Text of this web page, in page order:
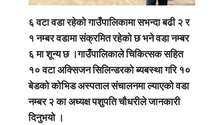
६ वटा वडा रहेको गाउँपालिकामा सभन्दा बढी २ र
१ नम्बर वडामा संक्रमित रहेको छ भने वडा नम्बर
६ मा शून्य छ ।गाउँपालिकाले चिकित्सक सहित
१० वटा अक्सिजन सिलिन्डरको ब्यबस्था गरि १०
बेडको कोभिड अस्पताल संचालनमा ल्याएको वडा
नम्बर २ का अध्यक्ष पशुपति चौधरीले जानकारी
दिनुभयो ।